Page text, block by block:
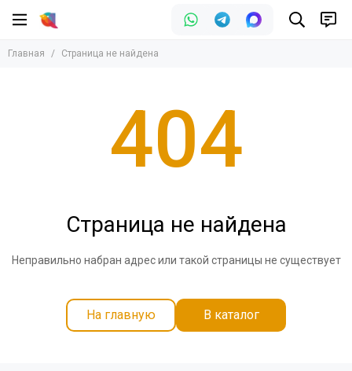
Главная Страница не найдена
404
Страница не найдена
Неправильно набран адрес или такой страницы не существует
На главную В каталог